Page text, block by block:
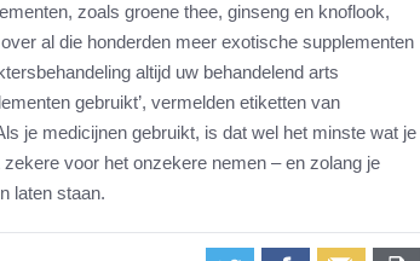
zoals groene thee, ginseng en knoflook,
al die honderden meer exotische supplementen
altijd uw behandelend arts
gebruikt’, vermelden etiketten van
je medicijnen gebruikt, is dat wel het minste wat je
voor het onzekere nemen – en zolang je
laten staan.